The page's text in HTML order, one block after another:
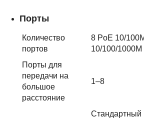
Порты
Количество
портов
8 PoE 10/
10/100/1000M
Порты для
передачи на
большое
расстояние
1–8
Стандартный